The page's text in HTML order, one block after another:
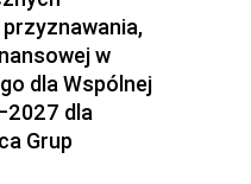
w
dla Wspólnej
dla
Grup